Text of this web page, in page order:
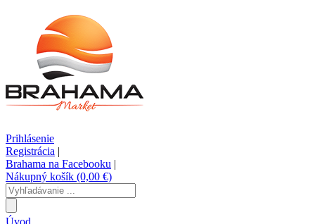
Prihlásenie
Registrácia |
Brahama na Facebooku |
Nákupný košík (0,00 €)
Úvod